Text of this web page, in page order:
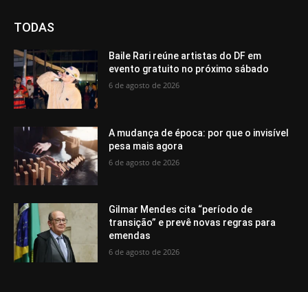
TODAS
Baile Rari reúne artistas do DF em
evento gratuito no próximo sábado
6 de agosto de 2026
A mudança de época: por que o invisível
pesa mais agora
6 de agosto de 2026
Gilmar Mendes cita “período de
transição” e prevê novas regras para
emendas
6 de agosto de 2026